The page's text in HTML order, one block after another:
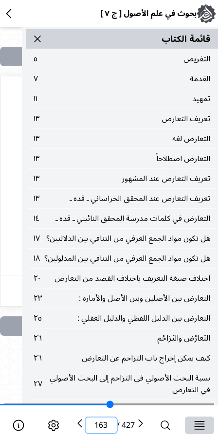
بحوث في علم الأصول [ ج ٧ ]
قائمة الکتاب
التفريض
٥
القدمة
٧
تمهيد
١١
تعريف التعارض
١٣
التعارض لغة
١٣
التعارض اصطلاحاً
١٣
تعريف التعارض عند المشهور
١٣
تعريف التعارض عند المحقق الخراساني ـ قده ـ
١٣
التعارض في كلمات مدرسة المحقق النائيني ـ قده ـ
١٤
هل تكون مواد الجمع العرفي من التنافي بين الدلالتين؟ ١٧
هل تكون مواد الجمع العرفي من التنافي بين المدلولين؟ ١٨
اختلاف صيغة التعريف باختلاف القصد من التعارض
٢٠
التعارض بين الأصلين وبين الأصل والأمارة :
٢٣
التعارض بين الدليل اللفظي والدليل العقلي :
٢٥
التَعارُض والتَزاحُم
٢٦
كيف يمكن إخراج باب التزاحم عن التعارض
٢٦
نسبة البحث الأصولي في التزاحم إلى البحث الأصولي
في التعارض
٢٧
كيفَ نشَأ التعَارضُ في الأدلةِ الشرعيَّة
٢٨
أهم العوامل التي يمكن أن تذكر لتفسير ظاهرة التعارض
القرينية الشخصية ( الحكومة )
القرينية النوعية
( التقييد التخصيص ، الأظهرية )
١٦٣
427
/
163